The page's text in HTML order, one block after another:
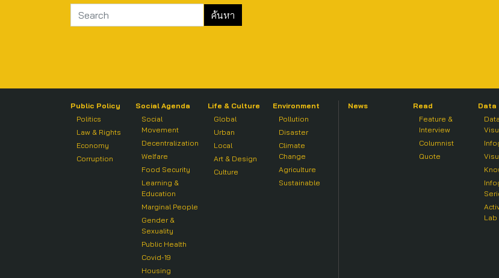
Public Policy
Politics
Law & Rights
Economy
Corruption
Social Agenda
Social
Movement
Decentralization
Welfare
Food Security
Learning &
Education
Marginal People
Gender &
Sexuality
Public Health
Covid-19
Housing
Life & Culture
Global
Urban
Local
Art & Design
Culture
Environment
Pollution
Disaster
Climate
Change
Agriculture
Sustainable
News
Read
Feature &
Interview
Columnist
Quote
Data
Data
Lab